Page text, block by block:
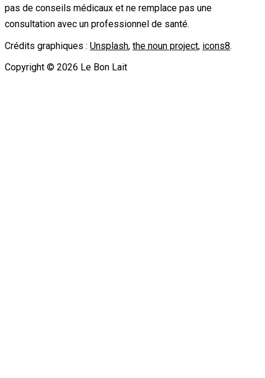
pas de conseils médicaux et ne remplace pas une
consultation avec un professionnel de santé.
Crédits graphiques : Unsplash, the noun project, icons8.
Copyright © 2026 Le Bon Lait